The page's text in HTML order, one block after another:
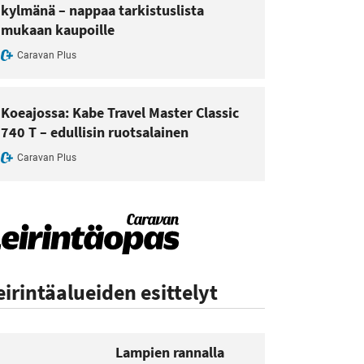
kylmänä – nappaa tarkistuslista
mukaan kaupoille
Caravan Plus
Koeajossa: Kabe Travel Master Classic
740 T – edullisin ruotsalainen
Caravan Plus
esittelyt
Lampien rannalla